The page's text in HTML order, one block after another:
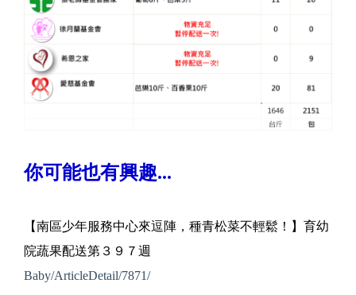
你可能也有興趣...
【南區少年服務中心來逗陣，種青松菜不輕鬆！】育幼
院蔬果配送第３９７週
Baby/ArticleDetail/7871/